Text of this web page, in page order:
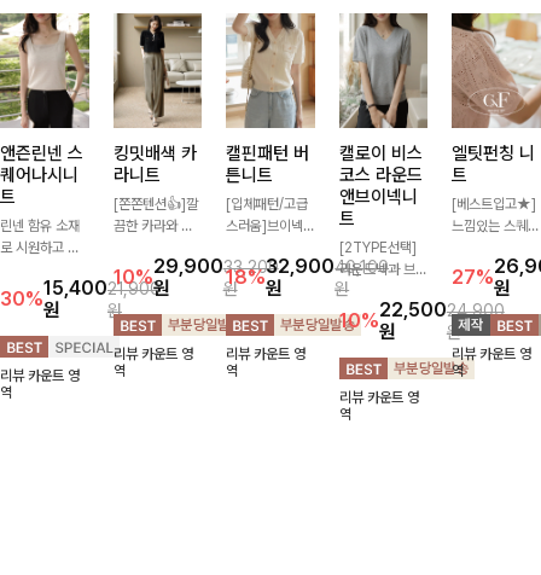
앤즌린넨 스
퀘어나시니
트
린넨 함유 소재
로 시원하고 쾌
좋은 나시 니트
🌿 깔끔한 스퀘
어넥 디자인이
쇄골 라인을 더
욱 여리하고 여
성스럽게 연출해
30%15,400
원
21,900
원
리뷰 카운트 영
역
킹밋배색 카
라니트
[쫀쫀텐션👍]깔
끔한 카라와 반
만나 하나만 입
어도 완성도 높
은 스타일링을
연출해드려요 부
담 없이 즐기기
좋은 데일리 니
10%29,900
원
33,200
원
리뷰 카운트 영
역
캘핀패턴 버
튼니트
[입체패턴/고급
스러움]브이넥
패턴이 어우러져
포인트 있게 즐
기기 좋은 가디
건 🤍 가볍게 걸
쳐주기만 해도
스타일리시한 무
18%32,900
원
40,100
원
리뷰 카운트 영
역
캘로이 비스
코스 라운드
앤브이넥니
트
[2TYPE선택]
라운드넥과 브이
넥 두 가지 디자
인으로 취향에
맞게 선택 가능
한 베이직 니트
🤍 깔끔한 실루
엣과 부드러운
착용감으로 단독
10%22,500
원
24,900
원
리뷰 카운트 영
역
엘팃펀칭 니
트
[베스트입고★]
느낌있는 스퀘어
으로 세련됨이
묻어나는 니트:)
시원쫀쫀함 가
득, 여성스러운
룩을 완성해봐요
♡
27%원
리뷰 카운트 영
역